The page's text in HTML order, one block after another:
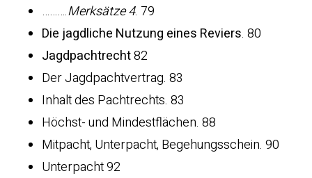
……….Merksätze 4. 79
Die jagdliche Nutzung eines Reviers. 80
Jagdpachtrecht82
Der Jagdpachtvertrag. 83
Inhalt des Pachtrechts. 83
Höchst- und Mindestflächen. 88
Mitpacht, Unterpacht, Begehungsschein. 90
Unterpacht 92